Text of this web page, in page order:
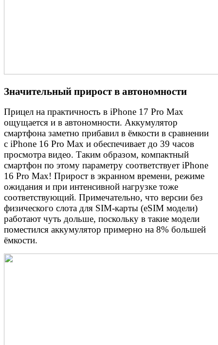
Значительный прирост в автономности
Прицел на практичность в iPhone 17 Pro Max
ощущается и в автономности. Аккумулятор
смартфона заметно прибавил в ёмкости в сравнении
с iPhone 16 Pro Max и обеспечивает до 39 часов
просмотра видео. Таким образом, компактный
смартфон по этому параметру соответствует iPhone
16 Pro Max! Прирост в экранном времени, режиме
ожидания и при интенсивной нагрузке тоже
соответствующий. Примечательно, что версии без
физического слота для SIM-карты (eSIM модели)
работают чуть дольше, поскольку в такие модели
поместился аккумулятор примерно на 8% большей
ёмкости.